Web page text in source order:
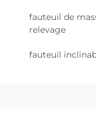
fauteuil de
relevage
fauteuil